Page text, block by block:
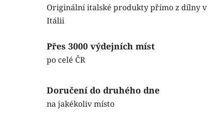
Originální italské produkty přímo z dílny v
Itálii
Přes 3000 výdejních míst
po celé ČR
Doručení do druhého dne
na jakékoliv místo